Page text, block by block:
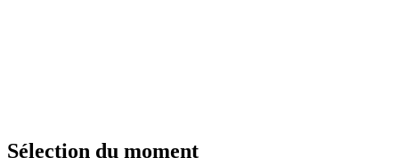
Sélection du moment